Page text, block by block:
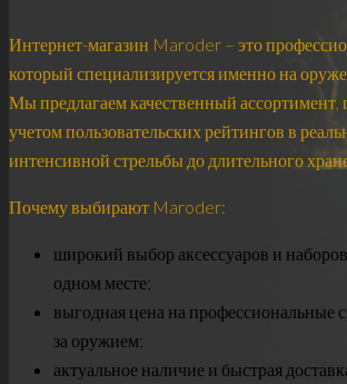
Интернет-магазин Maroder – это
который специализируется именно на
Мы предлагаем качественный
учетом пользовательских рейтингов в
интенсивной стрельбы до длительного
Почему выбирают Maroder:
широкий выбор аксессуаров и
одном месте;
выгодная цена на профессиональные
за оружием;
актуальное наличие и быстрая